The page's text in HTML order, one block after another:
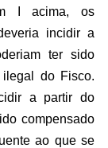
I acima, os
incidir a
ter sido
do Fisco.
a partir do
compensado
ao que se